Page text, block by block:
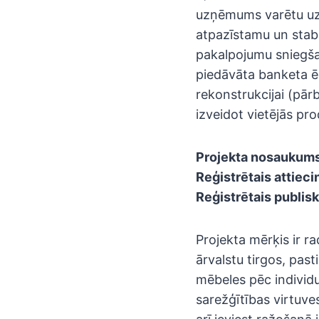
uzņēmums varētu
atpazīstamu un
pakalpojumu
piedāvāta banketa
rekonstrukcijai
izveidot vietējās
Projekta
Reģistrētais
Reģistrētais
Projekta mērķis ir
ārvalstu tirgos,
mēbeles pēc
sarežģītības